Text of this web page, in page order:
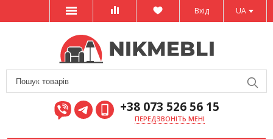
UA
Вхід
+38 073 526 56 15
ПЕРЕДЗВОНІТЬ МЕНІ